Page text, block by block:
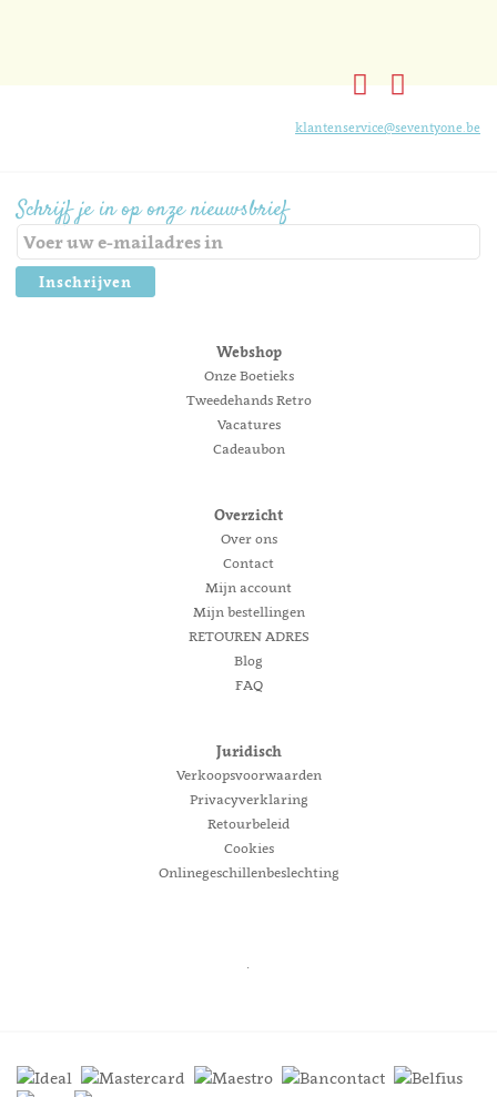
Schrijf je in op onze nieuwsbrief
Inschrijven
klantenservice@seventyone.be
Webshop
Onze Boetieks
Tweedehands Retro
Vacatures
Cadeaubon
Overzicht
Over ons
Contact
Mijn account
Mijn bestellingen
RETOUREN ADRES
Blog
FAQ
Juridisch
Verkoopsvoorwaarden
Privacyverklaring
Retourbeleid
Cookies
Onlinegeschillenbeslechting